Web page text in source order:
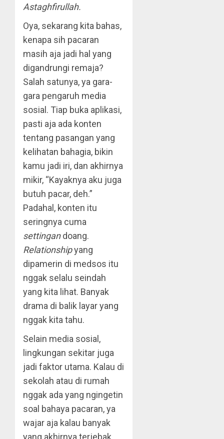
Astaghfirullah.
Oya, sekarang kita bahas,
kenapa sih pacaran
masih aja jadi hal yang
digandrungi remaja?
Salah satunya, ya gara-
gara pengaruh media
sosial. Tiap buka aplikasi,
pasti aja ada konten
tentang pasangan yang
kelihatan bahagia, bikin
kamu jadi iri, dan akhirnya
mikir, “Kayaknya aku juga
butuh pacar, deh.”
Padahal, konten itu
seringnya cuma
settingandoang.
Relationshipyang
dipamerin di medsos itu
nggak selalu seindah
yang kita lihat. Banyak
drama di balik layar yang
nggak kita tahu.
Selain media sosial,
lingkungan sekitar juga
jadi faktor utama. Kalau di
sekolah atau di rumah
nggak ada yang ngingetin
soal bahaya pacaran, ya
wajar aja kalau banyak
yang akhirnya terjebak.